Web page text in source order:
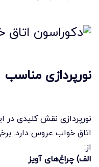
نورپردازی مناسب
نورپردازی نقش کلیدی در
اتاق خواب عروس دارد.
از:
الف) چراغ‌های آویز